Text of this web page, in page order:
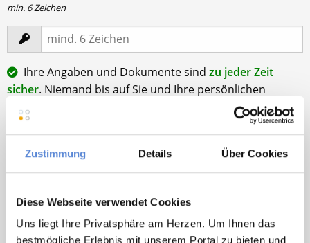
Zustimmung Details Über Cookies
Diese Webseite verwendet Cookies
Uns liegt Ihre Privatsphäre am Herzen. Um Ihnen das
bestmögliche Erlebnis mit unserem Portal zu bieten und
min. 6 Zeichen
Ihre Angaben und Dokumente sind zu jeder Zeit
sicher. Niemand bis auf Sie und Ihre persönlichen
Betreuer haben Zugriff auf Ihre Daten.
Erst nach Ihrer Freigabe
zu einem konkreten
gewünschten Praxen weiter.
AGBdes Deutscher Hausarzt Service Kundenkontos
sowie den Datenschutzbestimmungen der Deutscher
Hausarzt Service, Talentzeit GmbH, 33611 Bielefeld. zu.